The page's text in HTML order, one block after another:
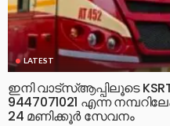
LATEST
ഇനി വാട്‌സ്ആപ്പിലൂടെ
9447071021 എന്ന
24 മണിക്കൂർ സേവനം